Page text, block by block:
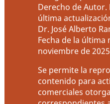
Derecho de Autor.
última
Dr. José Alberto
Fecha de la
noviembre de
Se permite la
contenido para
comerciales